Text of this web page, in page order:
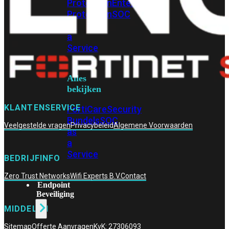
ProtectionEnterprise
ProtectionSOC
a
Service
Alles
bekijken
FortiCareSecurity
BundelsSOC
as
a
Service
Endpoint
Beveiliging
KLANTENSERVICE
Veelgestelde vragenPrivacybeleidAlgemene Voorwaarden
BEDRIJFINFO
Zero Trust NetworksWifi Experts B.V.Contact
MIDDELEN
SitemapOfferte AanvragenKvK: 27306093